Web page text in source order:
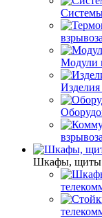
Модули
Шкафы, щиты